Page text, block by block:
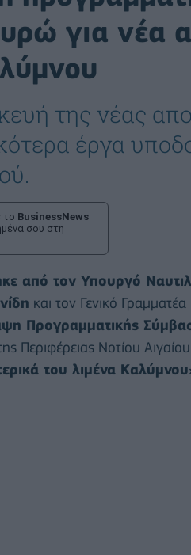
για νέα
της νέας
έργα
το BusinessNews
σου στη
από τον Υπουργό
και τον Γενικό Γραμματέα
Προγραμματικής
Περιφέρειας Νοτίου
του λιμένα